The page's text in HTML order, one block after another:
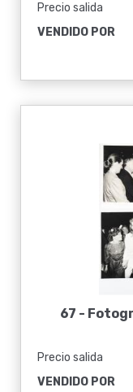
Precio salida
VENDIDO POR
67 -
Precio salida
VENDIDO POR